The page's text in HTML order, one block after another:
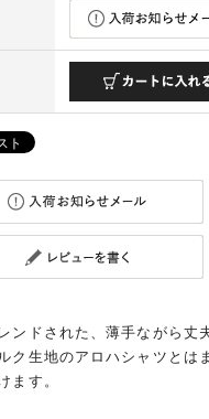
ンドされた、薄手ながら丈
ク生地のアロハシャツとは
ます。